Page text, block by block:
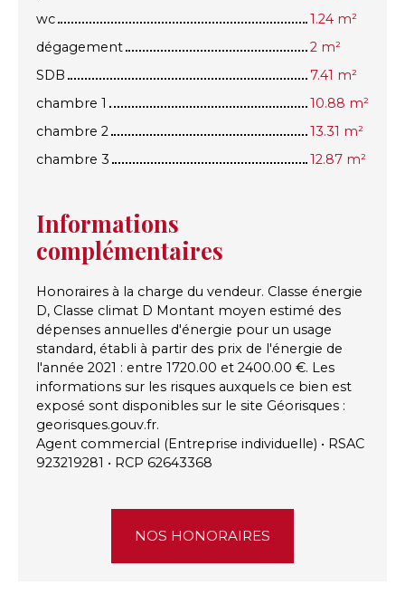
wc
1.24 m²
dégagement
2 m²
SDB
7.41 m²
chambre 1
10.88 m²
chambre 2
13.31 m²
chambre 3
12.87 m²
Informations
complémentaires
Honoraires à la charge du vendeur. Classe énergie
D, Classe climat D Montant moyen estimé des
dépenses annuelles d'énergie pour un usage
standard, établi à partir des prix de l'énergie de
l'année 2021 : entre 1720.00 et 2400.00 €. Les
informations sur les risques auxquels ce bien est
exposé sont disponibles sur le site Géorisques :
georisques.gouv.fr.
Agent commercial (Entreprise individuelle) • RSAC
923219281 • RCP 62643368
NOS HONORAIRES